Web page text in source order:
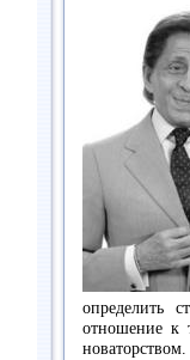
определить
отношение к
новаторством.